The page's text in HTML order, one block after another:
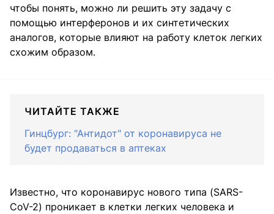
чтобы понять, можно ли решить эту задачу с
помощью интерферонов и их синтетических
аналогов, которые влияют на работу клеток легких
схожим образом.
ЧИТАЙТЕ ТАКЖЕ
Гинцбург: "Антидот" от коронавируса не
будет продаваться в аптеках
Известно, что коронавирус нового типа (SARS-
CoV-2) проникает в клетки легких человека и